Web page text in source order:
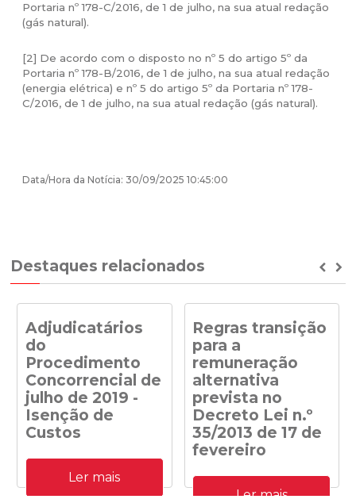
Portaria nº 178-C/2016, de 1 de julho, na sua atual redação
(gás natural).
[2] De acordo com o disposto no nº 5 do artigo 5º da
Portaria nº 178-B/2016, de 1 de julho, na sua atual redação
(energia elétrica) e nº 5 do artigo 5º da Portaria nº 178-
C/2016, de 1 de julho, na sua atual redação (gás natural).
Data/Hora da Notícia: 30/09/2025 10:45:00
Destaques relacionados
Adjudicatários
do
Procedimento
Concorrencial de
julho de 2019 -
Isenção de
Custos
Adjudicatários do
Procedimento
Concorrencial de julho de
Ler mais
Regras transição
para a
remuneração
alternativa
prevista no
Decreto Lei n.º
35/2013 de 17 de
fevereiro
Despacho n.º
41/DGEG/2020: Regras
Ler mais